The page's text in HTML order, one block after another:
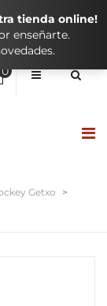
0
Getxo
>
tienda online!
enseñarte.